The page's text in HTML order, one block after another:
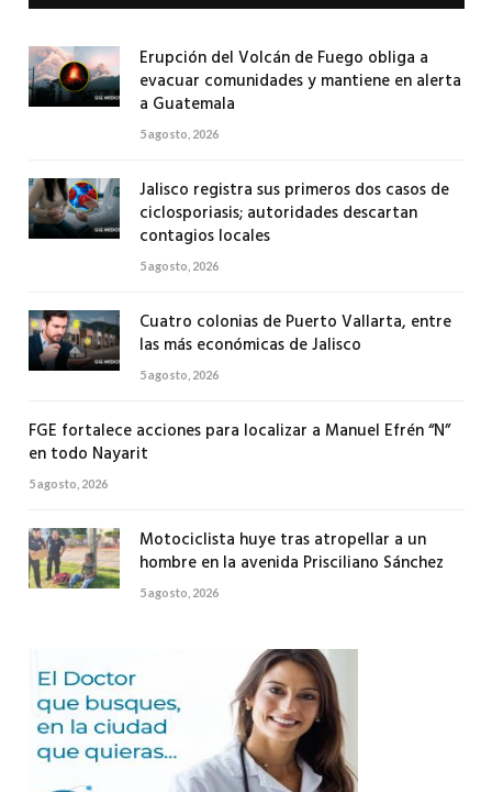
Erupción del Volcán de Fuego obliga a
evacuar comunidades y mantiene en alerta
a Guatemala
5 agosto, 2026
Jalisco registra sus primeros dos casos de
ciclosporiasis; autoridades descartan
contagios locales
5 agosto, 2026
Cuatro colonias de Puerto Vallarta, entre
las más económicas de Jalisco
5 agosto, 2026
FGE fortalece acciones para localizar a Manuel Efrén “N”
en todo Nayarit
5 agosto, 2026
Motociclista huye tras atropellar a un
hombre en la avenida Prisciliano Sánchez
5 agosto, 2026